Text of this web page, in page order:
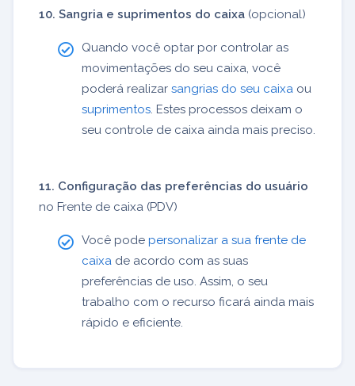
10. Sangria e suprimentos do caixa (opcional)
Quando você optar por controlar as
movimentações do seu caixa, você
poderá realizar sangrias do seu caixa ou
suprimentos. Estes processos deixam o
seu controle de caixa ainda mais preciso.
11. Configuração das preferências do usuário
no Frente de caixa (PDV)
Você pode personalizar a sua frente de
caixa de acordo com as suas
preferências de uso. Assim, o seu
trabalho com o recurso ficará ainda mais
rápido e eficiente.